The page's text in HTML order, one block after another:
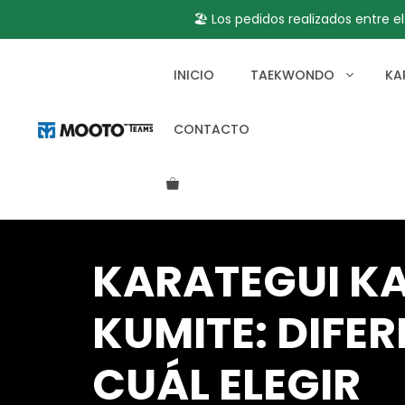
🏖️ Los pedidos realizados entre
INICIO TAEKWONDO
CONTACTO
KARATEGUI
KUMITE:
CUÁL ELEGIR